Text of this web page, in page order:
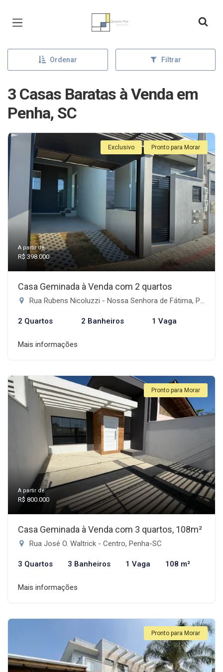
Página inicial
Ordenar Filtrar
3 Casas Baratas à Venda em
Penha, SC
Exclusivo Pronto para Morar
A partir de:
R$ 398.000
Casa Geminada à Venda com 2 quartos
Rua Rubens Nicoluzzi - Nossa Senhora de Fátima, Penha-SC
2 Quartos 2 Banheiros 1 Vaga
Mais informações
Pronto para Morar
A partir de:
R$ 800.000
Casa Geminada à Venda com 3 quartos, 108m²
Rua José O. Waltrick - Centro, Penha-SC
3 Quartos 3 Banheiros 1 Vaga 108 m²
Mais informações
Pronto para Morar